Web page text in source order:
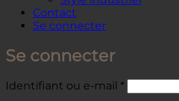
Contact
Se connecter
Se connecter
Identifiant ou e-mail *Obligatoire